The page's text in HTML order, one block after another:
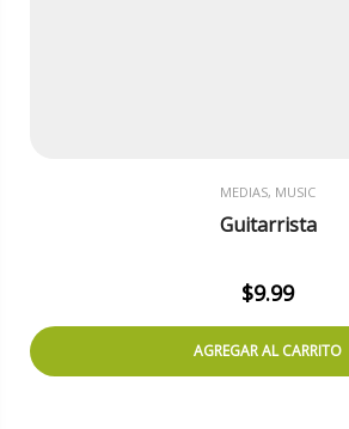
MEDIAS, MUSIC
Guitarrista
$9.99
AGREGAR AL CARRITO